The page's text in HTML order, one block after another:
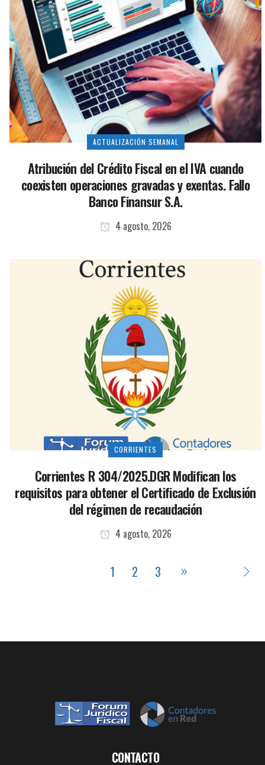
ACTUALIZACIÓN SEMANAL
Atribución del Crédito Fiscal en el IVA cuando
coexisten operaciones gravadas y exentas. Fallo
Banco Finansur S.A.
4 agosto, 2026
CORRIENTES
Corrientes R 304/2025.DGR Modifican los
requisitos para obtener el Certificado de Exclusión
del régimen de recaudación
4 agosto, 2026
1 2 3
CONTACTO